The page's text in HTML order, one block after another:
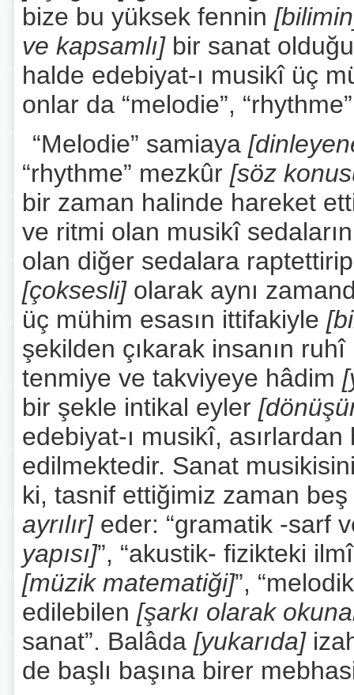
bize bu yüksek fennin
ve kapsamlı] bir sanat
halde edebiyat-ı musikî üç
onlar da “melodie”,
“Melodie” samiaya
“rhythme” mezkûr [söz
bir zaman halinde hareket
ve ritmi olan musikî
olan diğer sedalara
[çoksesli] olarak aynı
üç mühim esasın ittifakiyle
şekilden çıkarak insanın
tenmiye ve takviyeye hâdim
bir şekle intikal eyler
edebiyat-ı musikî,
edilmektedir. Sanat
ki, tasnif ettiğimiz zaman
ayrılır] eder: “gramatik -sarf
yapısı]”, “akustik- fizikteki
[müzik matematiği]”,
edilebilen [şarkı olarak
sanat”. Balâda [yukarıda]
de başlı başına birer